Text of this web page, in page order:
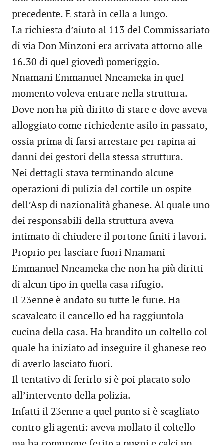
precedente. E starà in cella a lungo.
La richiesta d’aiuto al 113 del Commissariato
di via Don Minzoni era arrivata attorno alle
16.30 di quel giovedì pomeriggio.
Nnamani Emmanuel Nneameka in quel
momento voleva entrare nella struttura.
Dove non ha più diritto di stare e dove aveva
alloggiato come richiedente asilo in passato,
ossia prima di farsi arrestare per rapina ai
danni dei gestori della stessa struttura.
Nei dettagli stava terminando alcune
operazioni di pulizia del cortile un ospite
dell’Asp di nazionalità ghanese. Al quale uno
dei responsabili della struttura aveva
intimato di chiudere il portone finiti i lavori.
Proprio per lasciare fuori Nnamani
Emmanuel Nneameka che non ha più diritti
di alcun tipo in quella casa rifugio.
Il 23enne è andato su tutte le furie. Ha
scavalcato il cancello ed ha raggiuntola
cucina della casa. Ha brandito un coltello col
quale ha iniziato ad inseguire il ghanese reo
di averlo lasciato fuori.
Il tentativo di ferirlo si è poi placato solo
all’intervento della polizia.
Infatti il 23enne a quel punto si è scagliato
contro gli agenti: aveva mollato il coltello